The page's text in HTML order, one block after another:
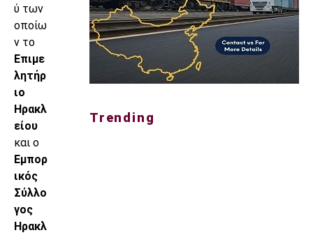
ύ των
οποίω
ν το
Επιμε
λητήρ
ιο
Ηρακλ
είου
και ο
Εμπορ
ικός
Σύλλο
γος
Ηρακλ
Trending